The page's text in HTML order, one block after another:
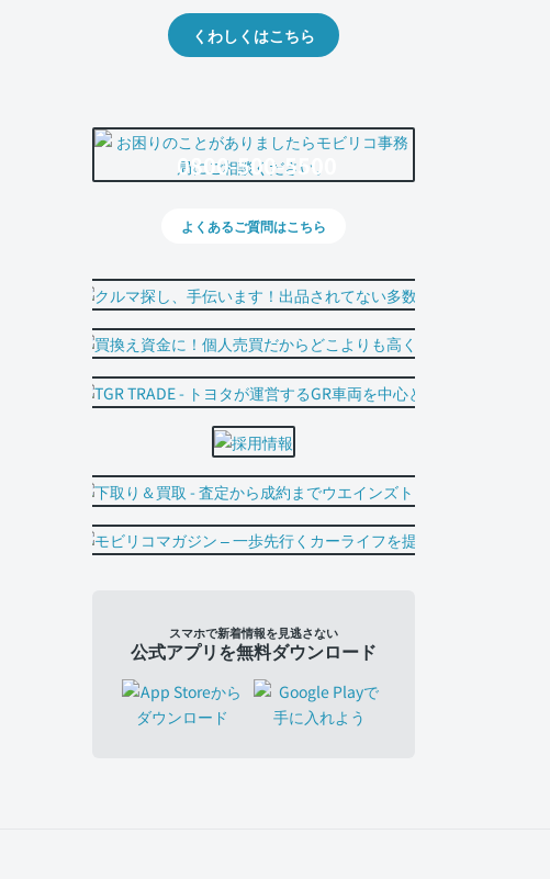
くわしくはこちら
0800-500-5500
よくあるご質問はこちら
スマホで新着情報を見逃さない
公式アプリを無料ダウンロード